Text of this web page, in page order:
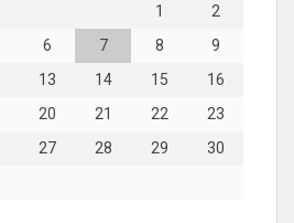
1
2
6 7 8
9
13 14 15
16
20 21 22
23
27 28 29
30